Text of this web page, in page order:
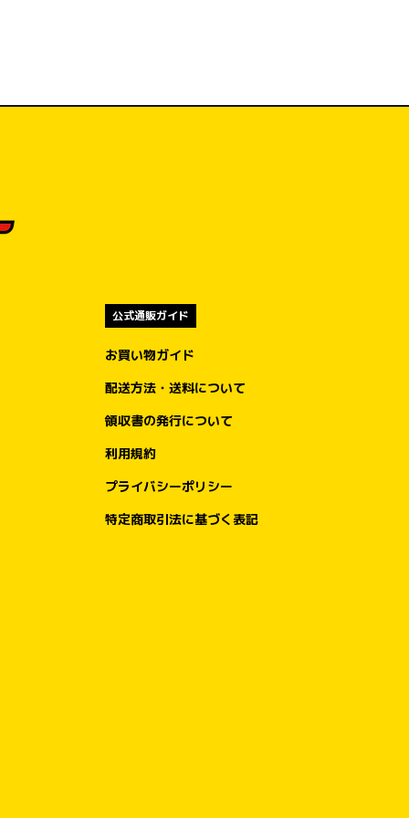
公式通販ガイド
お買い物ガイド
配送方法・送料について
領収書の発行について
利用規約
プライバシーポリシー
特定商取引法に基づく表記